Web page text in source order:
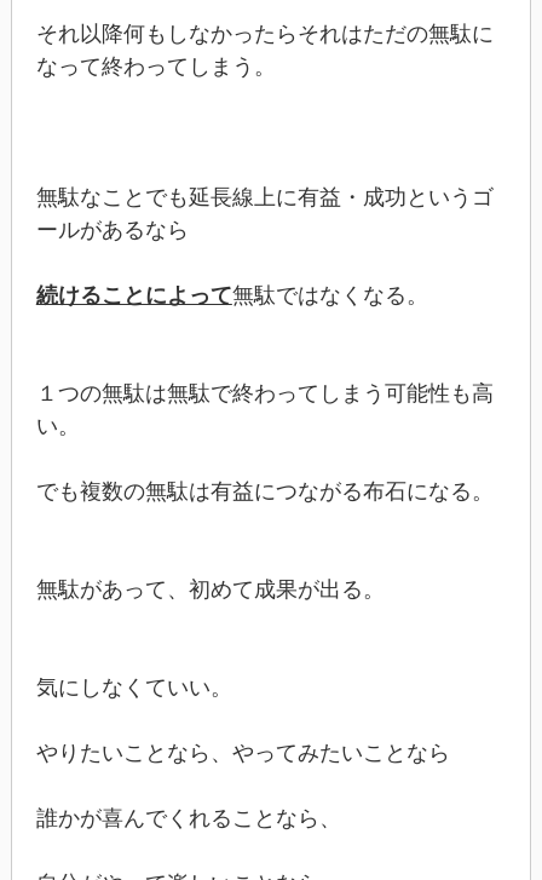
それ以降何もしなかったらそれはただの無駄に
なって終わってしまう。
無駄なことでも延長線上に有益・成功というゴ
ールがあるなら
続けることによって無駄ではなくなる。
１つの無駄は無駄で終わってしまう可能性も高
い。
でも複数の無駄は有益につながる布石になる。
無駄があって、初めて成果が出る。
気にしなくていい。
やりたいことなら、やってみたいことなら
誰かが喜んでくれることなら、